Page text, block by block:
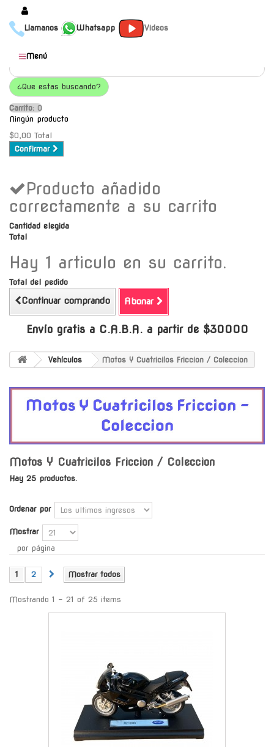
Llamanos Whatsapp Videos
Productos
Populares
Categorías
Marcas
Mayoristas
Contacto
Envío gratis a C.A.B.A. a
partir de $30000
Menú
¿Que estas buscando?
Carrito: O
Ningún producto
$0,00 Total
Confirmar
Producto añadido
correctamente a su carrito
Cantidad elegida
Total
Hay 1 articulo en su carrito.
Total del pedido
Continuar comprando Abonar
Envío gratis a C.A.B.A. a partir de $30000
Vehículos Motos Y Cuatricilos Friccion / Coleccion
Motos Y Cuatricilos Friccion / Coleccion
Hay 25 productos.
Ordenar por
Mostrar
por página
Mostrar todos
1 2
Mostrando 1 - 21 of 25 items